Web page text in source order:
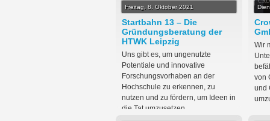
Freitag, 8. Oktober 2021
Startbahn 13 – Die
Gründungsberatung der
HTWK Leipzig
Uns gibt es, um ungenutzte
Potentiale und innovative
Forschungsvorhaben an der
Hochschule zu erkennen, zu
nutzen und zu fördern, um Ideen in
die Tat umzusetzen.
Wir
von
und